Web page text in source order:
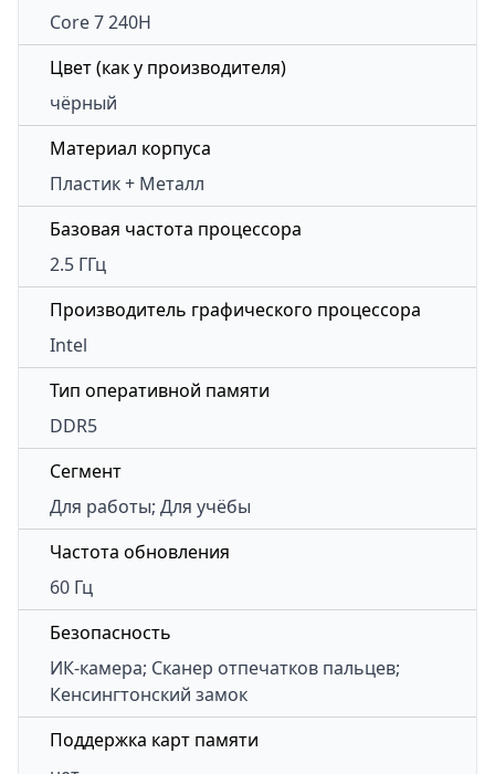
Core 7 240H
Цвет (как у производителя)
чёрный
Материал корпуса
Пластик + Металл
Базовая частота процессора
2.5 ГГц
Производитель графического процессора
Intel
Тип оперативной памяти
DDR5
Сегмент
Для работы; Для учёбы
Частота обновления
60 Гц
Безопасность
ИК-камера; Сканер отпечатков пальцев;
Кенсингтонский замок
Поддержка карт памяти